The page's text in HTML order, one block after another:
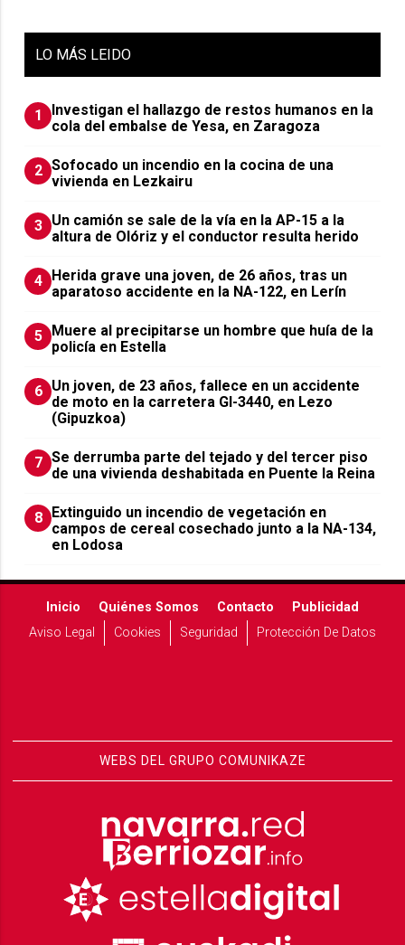
LO MÁS LEIDO
1
Investigan el hallazgo de restos humanos en la
cola del embalse de Yesa, en Zaragoza
2 Sofocado un incendio en la cocina de una
vivienda en Lezkairu
3 Un camión se sale de la vía en la AP-15 a la
altura de Olóriz y el conductor resulta herido
4 Herida grave una joven, de 26 años, tras un
aparatoso accidente en la NA-122, en Lerín
5 Muere al precipitarse un hombre que huía de la
policía en Estella
6 Un joven, de 23 años, fallece en un accidente
de moto en la carretera GI-3440, en Lezo
(Gipuzkoa)
7 Se derrumba parte del tejado y del tercer piso
de una vivienda deshabitada en Puente la Reina
8 Extinguido un incendio de vegetación en
campos de cereal cosechado junto a la NA-134,
en Lodosa
Inicio Quiénes Somos Contacto
Publicidad
Aviso Legal
Cookies Seguridad Protección De Datos
WEBS DEL GRUPO COMUNIKAZE